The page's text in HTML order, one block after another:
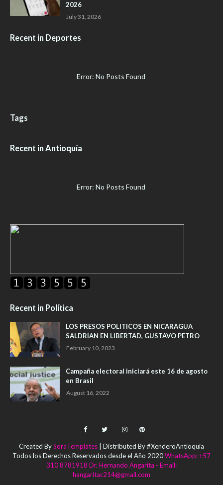
2026
July 31, 2026
Recent in Deportes
Error: No Posts Found
Tags
Recent in Antioquía
Error: No Posts Found
Recent in Política
LOS PRESOS POLITICOS EN NICARAGUA
SALDRIAN EN LIBERTAD, GUSTAVO PETRO
February 10, 2023
Campaña electoral iniciará este 16 de agosto
en Brasil
August 16, 2022
Created BySoraTemplates | Distributed By #XenderoAntioquia
Todos los Derechos Reservados desde el Año 2020WhatsApp: +57
310 8781918 Dr. Hernando Angarita - Email:
hangaritac214@gmail.com